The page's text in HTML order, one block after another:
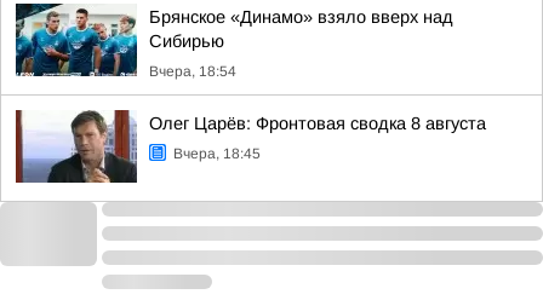
Брянское «Динамо» взяло вверх над
Сибирью
Вчера, 18:54
Олег Царёв: Фронтовая сводка 8 августа
Вчера, 18:45